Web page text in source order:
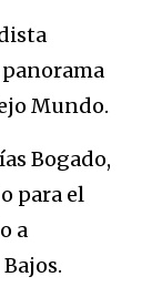
Mundo.
Bogado,
para el
a